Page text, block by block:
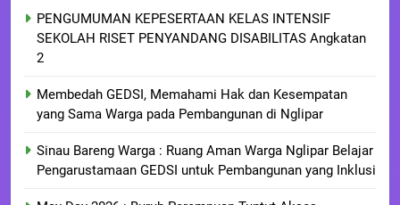
PENGUMUMAN KEPESERTAAN KELAS INTENSIF
SEKOLAH RISET PENYANDANG DISABILITAS Angkatan
2
Membedah GEDSI, Memahami Hak dan Kesempatan
yang Sama Warga pada Pembangunan di Nglipar
Sinau Bareng Warga : Ruang Aman Warga Nglipar Belajar
Pengarustamaan GEDSI untuk Pembangunan yang Inklusi